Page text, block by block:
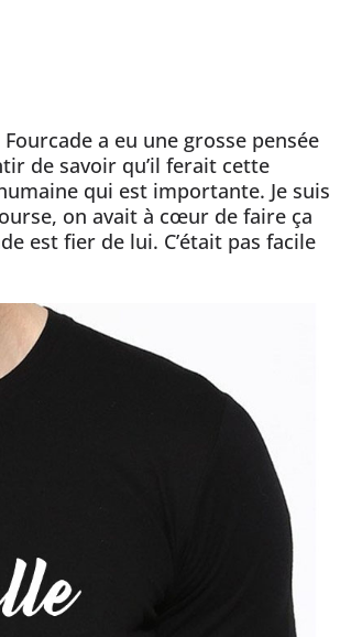
a eu une grosse pensée
de savoir qu’il ferait cette
qui est importante. Je suis
on avait à cœur de faire ça
est fier de lui. C’était pas facile